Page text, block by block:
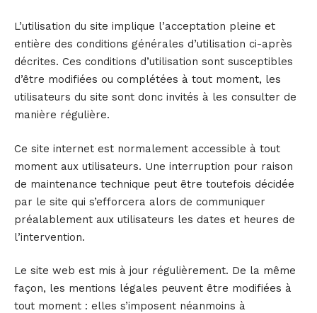
L’utilisation du site implique l’acceptation pleine et
entière des conditions générales d’utilisation ci-après
décrites. Ces conditions d’utilisation sont susceptibles
d’être modifiées ou complétées à tout moment, les
utilisateurs du site sont donc invités à les consulter de
manière régulière.
Ce site internet est normalement accessible à tout
moment aux utilisateurs. Une interruption pour raison
de maintenance technique peut être toutefois décidée
par le site qui s’efforcera alors de communiquer
préalablement aux utilisateurs les dates et heures de
l’intervention.
Le site web est mis à jour régulièrement. De la même
façon, les mentions légales peuvent être modifiées à
tout moment : elles s’imposent néanmoins à